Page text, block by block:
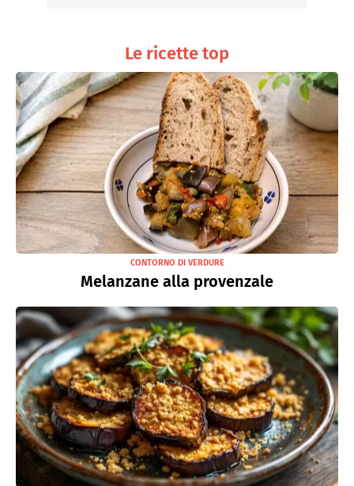
Le ricette top
CONTORNO DI VERDURE
Melanzane alla provenzale